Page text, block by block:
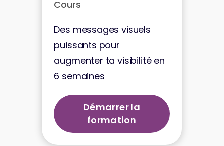
Cours
Des messages visuels
puissants pour
augmenter ta visibilité en
6 semaines
Démarrer la
formation